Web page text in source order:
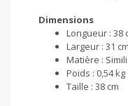
Dimensions
Longueur : 38
Largeur : 31 cm
Matière :
Poids : 0,54 kg
Taille : 38 cm